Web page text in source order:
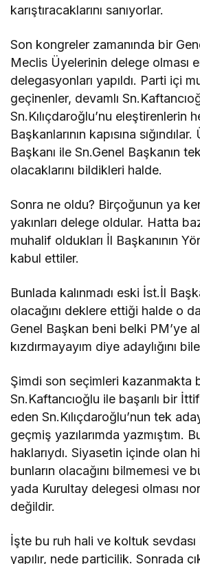
karıştıracaklarını sanıyorlar.
Son kongreler zamanında bir
Meclis Üyelerinin delege olması
delegasyonları yapıldı. Parti içi
geçinenler, devamlı
Sn.Kılıçdaroğlu’nu eleştirenlerin
Başkanlarının kapısına
Başkanı ile Sn.Genel Başkanın
olacaklarını bildikleri halde.
Sonra ne oldu? Birçoğunun ya
yakınları delege oldular. Hatta
muhalif oldukları İl Başkanının
kabul ettiler.
Bunlada kalınmadı eski İst.İl
olacağını deklere ettiği halde o
Genel Başkan beni belki PM’ye
kızdırmayayım diye adaylığını
Şimdi son seçimleri kazanmakta
Sn.Kaftancıoğlu ile başarılı bir
eden Sn.Kılıçdaroğlu’nun tek
geçmiş yazılarımda yazmıştım.
haklarıydı. Siyasetin içinde olan
bunların olacağını bilmemesi ve
yada Kurultay delegesi olması
değildir.
İşte bu ruh hali ve koltuk
yapılır, nede particilik. Sonrada